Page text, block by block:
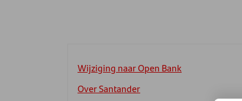
Wijziging naar Open Bank
Over Santander